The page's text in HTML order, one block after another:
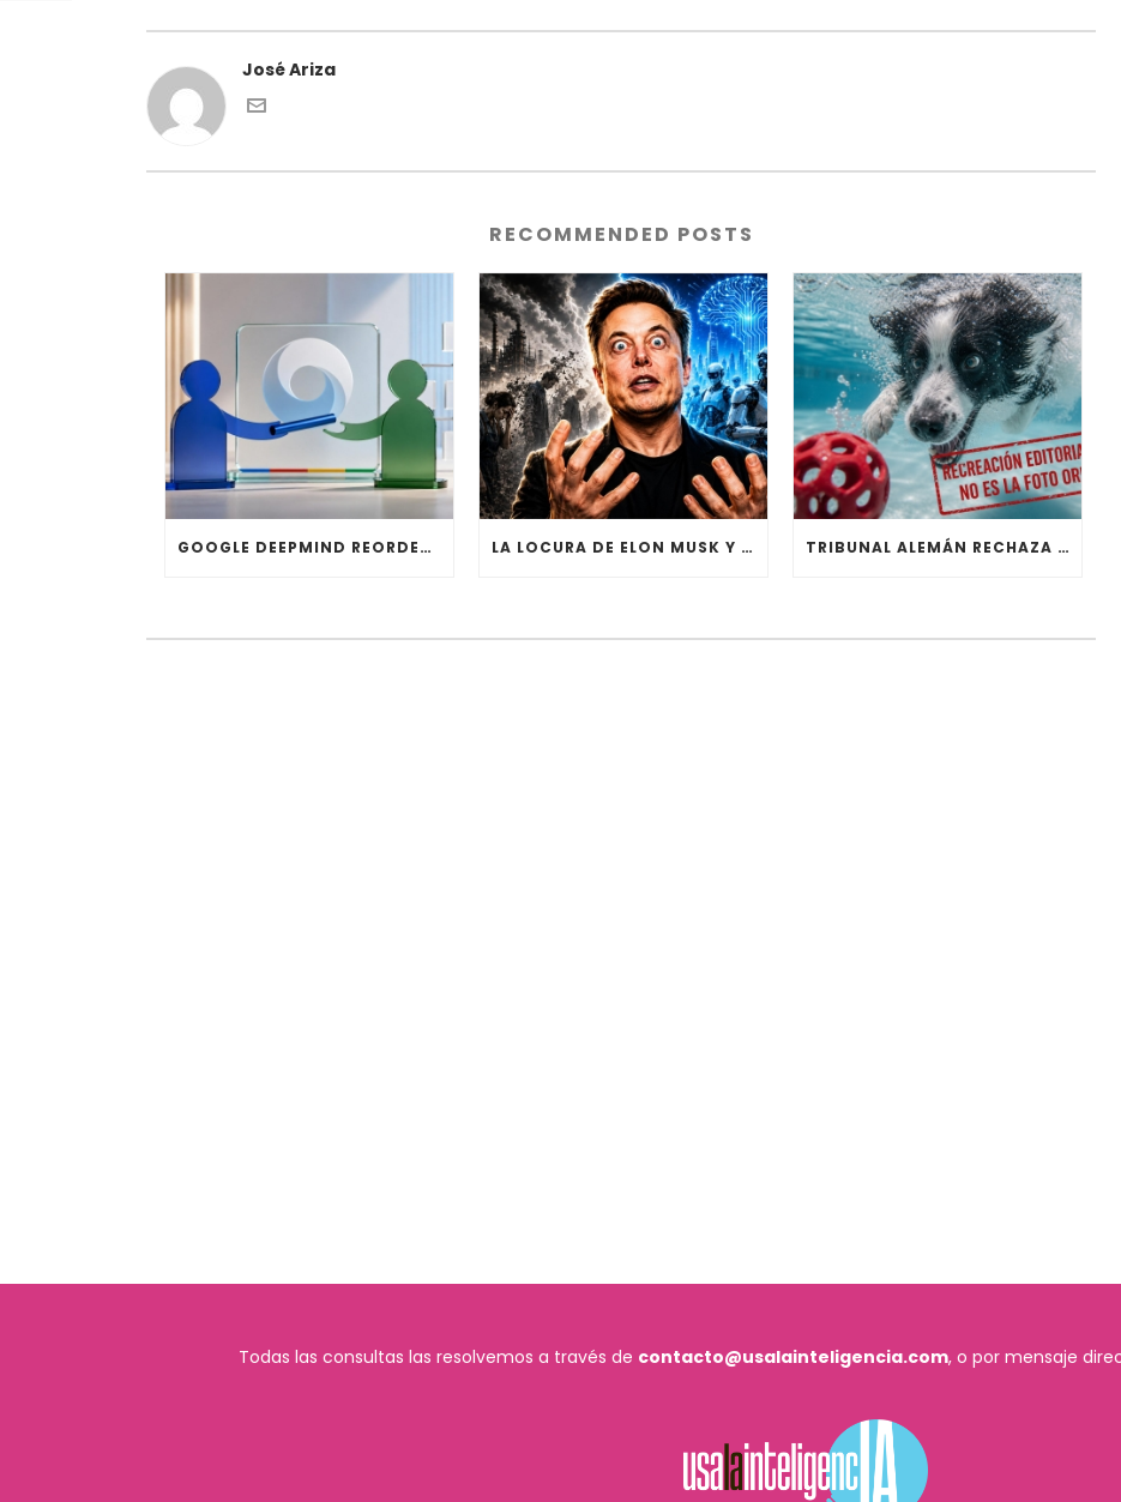
José Ariza
RECOMMENDED POSTS
GOOGLE DEEPMIND REORDENA SU DIRECCIÓN: HASSABIS DEJA LA OPERACIÓN DIARIA LA LOCURA DE ELON MUSK Y LA VOLUNTAD ARTIFICIAL TRIBUNAL ALEMÁN RECHAZA DEMANDA POR DERECHOS DE AUTOR CONTRA CÓMIC CREADO CON IA
Todas las consultas las resolvemos a través de contacto@usalainteligencia.com, o por mensaje